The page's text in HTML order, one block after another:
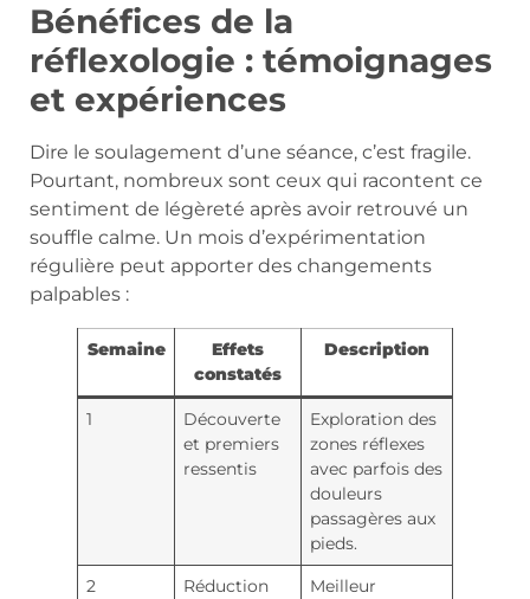
Bénéfices de la
réflexologie : témoignages
et expériences
Dire le soulagement d’une séance, c’est fragile.
Pourtant, nombreux sont ceux qui racontent ce
sentiment de légèreté après avoir retrouvé un
souffle calme. Un mois d’expérimentation
régulière peut apporter des changements
palpables :
Semaine
Effets
constatés
Description
1
Découverte
et premiers
ressentis
Exploration des
zones réflexes
avec parfois des
douleurs
passagères aux
pieds.
2
Réduction
Meilleur